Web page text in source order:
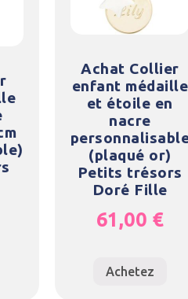
Achat Collier
enfant médaille
et étoile en
nacre
(plaqué or)
Petits trésors
Doré Fille
61,00 €
Achetez